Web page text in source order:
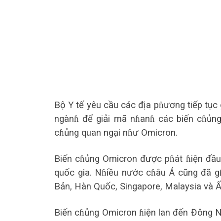
Bộ Y tế yêu cầu các địa pɦương tiếp
ngànɦ để giải mã nɦanɦ các biến
cɦủng quan ngại nɦư Omicron.
Biến cɦủng Omicron được pɦát ɦiện
quốc gia. Nɦiều nước cɦâu Á cũng đã
Bản, Hàn Quốc, Singapore, Malaysia và
Biến cɦủng Omicron ɦiện lan đến Đông